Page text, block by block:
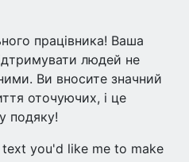
працівника! Ваша
людей не
Ви вносите значний
оточуючих, і це
подяку!
text you'd like me to make